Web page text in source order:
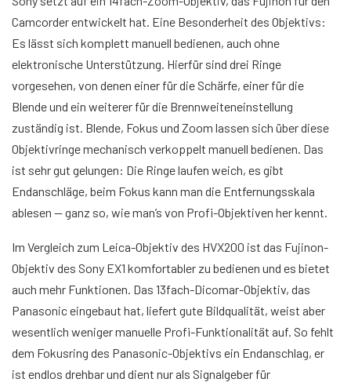
Camcorder entwickelt hat. Eine Besonderheit des Objektivs:
Es lässt sich komplett manuell bedienen, auch ohne
elektronische Unterstützung. Hierfür sind drei Ringe
vorgesehen, von denen einer für die Schärfe, einer für die
Blende und ein weiterer für die Brennweiteneinstellung
zuständig ist. Blende, Fokus und Zoom lassen sich über diese
Objektivringe mechanisch verkoppelt manuell bedienen. Das
ist sehr gut gelungen: Die Ringe laufen weich, es gibt
Endanschläge, beim Fokus kann man die Entfernungsskala
ablesen — ganz so, wie man’s von Profi-Objektiven her kennt.
Im Vergleich zum Leica-Objektiv des HVX200 ist das Fujinon-
Objektiv des Sony EX1 komfortabler zu bedienen und es bietet
auch mehr Funktionen. Das 13fach-Dicomar-Objektiv, das
Panasonic eingebaut hat, liefert gute Bildqualität, weist aber
wesentlich weniger manuelle Profi-Funktionalität auf. So fehlt
dem Fokusring des Panasonic-Objektivs ein Endanschlag, er
ist endlos drehbar und dient nur als Signalgeber für